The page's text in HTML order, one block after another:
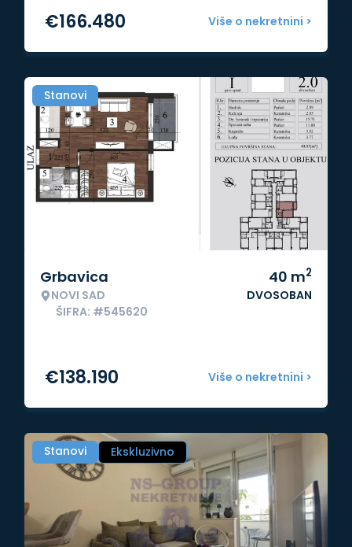
Više o nekretnini >
€166.480
Stanovi
Grbavica
NOVI SAD
ŠIFRA: #545620
40 m2
DVOSOBAN
Više o nekretnini >
€138.190
Stanovi Ekskluzivno